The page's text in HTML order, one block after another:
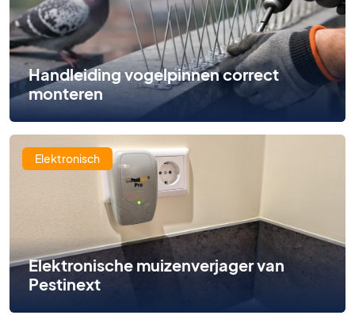
Handleiding vogelpinnen correct
monteren
Elektronisch
Elektronische muizenverjager van
Pestinext